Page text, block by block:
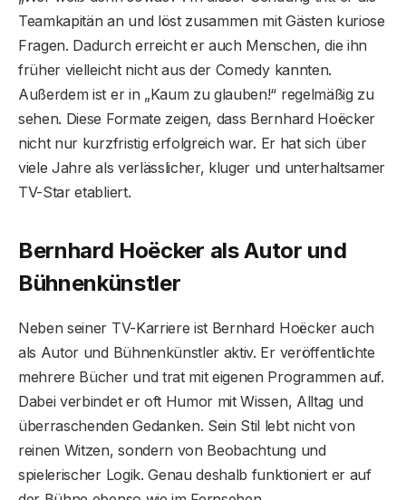
Teamkapitän an und löst zusammen mit Gästen kuriose
Fragen. Dadurch erreicht er auch Menschen, die ihn
früher vielleicht nicht aus der Comedy kannten.
Außerdem ist er in „Kaum zu glauben!“ regelmäßig zu
sehen. Diese Formate zeigen, dass Bernhard Hoëcker
nicht nur kurzfristig erfolgreich war. Er hat sich über
viele Jahre als verlässlicher, kluger und unterhaltsamer
TV-Star etabliert.
Bernhard Hoëcker als Autor und
Bühnenkünstler
Neben seiner TV-Karriere ist Bernhard Hoëcker auch
als Autor und Bühnenkünstler aktiv. Er veröffentlichte
mehrere Bücher und trat mit eigenen Programmen auf.
Dabei verbindet er oft Humor mit Wissen, Alltag und
überraschenden Gedanken. Sein Stil lebt nicht von
reinen Witzen, sondern von Beobachtung und
spielerischer Logik. Genau deshalb funktioniert er auf